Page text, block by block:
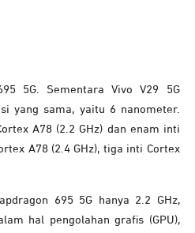
5G. Sementara Vivo V29 5G
yang sama, yaitu 6 nanometer.
A78 (2.2 GHz) dan enam inti
A78 (2.4 GHz), tiga inti Cortex
695 5G hanya 2.2 GHz,
hal pengolahan grafis (GPU),